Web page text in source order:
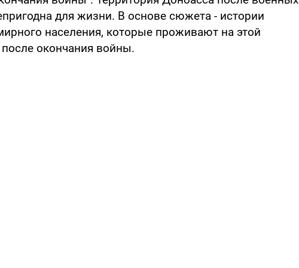
для жизни. В основе сюжета - истории
населения, которые проживают на этой
окончания войны.